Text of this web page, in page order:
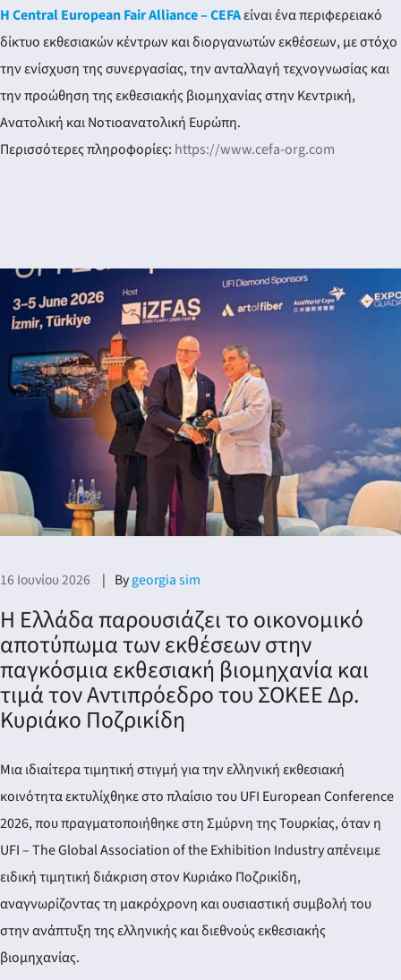
Η Central European Fair Alliance – CEFAείναι ένα περιφερειακό
δίκτυο εκθεσιακών κέντρων και διοργανωτών εκθέσεων, με στόχο
την ενίσχυση της συνεργασίας, την ανταλλαγή τεχνογνωσίας και
την προώθηση της εκθεσιακής βιομηχανίας στην Κεντρική,
Ανατολική και Νοτιοανατολική Ευρώπη.
Περισσότερες πληροφορίες: https://www.cefa-org.com
16 Ιουνίου 2026 Bygeorgia sim
Η Ελλάδα παρουσιάζει το οικονομικό
αποτύπωμα των εκθέσεων στην
παγκόσμια εκθεσιακή βιομηχανία και
τιμά τον Αντιπρόεδρο του ΣΟΚΕΕ Δρ.
Κυριάκο Ποζρικίδη
Μια ιδιαίτερα τιμητική στιγμή για την ελληνική εκθεσιακή
κοινότητα εκτυλίχθηκε στο πλαίσιο του UFI European Conference
2026, που πραγματοποιήθηκε στη Σμύρνη της Τουρκίας, όταν η
UFI – The Global Association of the Exhibition Industry απένειμε
ειδική τιμητική διάκριση στον Κυριάκο Ποζρικίδη,
αναγνωρίζοντας τη μακρόχρονη και ουσιαστική συμβολή του
στην ανάπτυξη της ελληνικής και διεθνούς εκθεσιακής
βιομηχανίας.